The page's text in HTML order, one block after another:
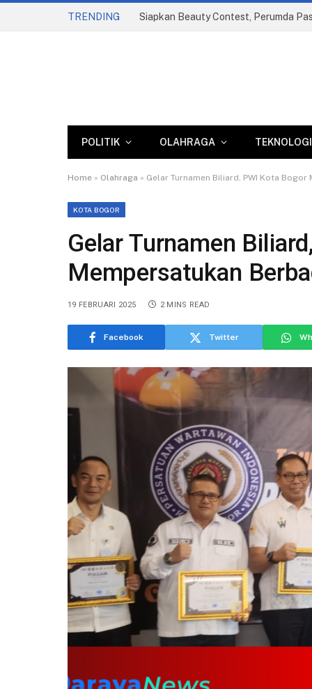
TRENDING
POLITIK OLAHRAGA TEKNOLOGI
Home » Olahraga » Gelar Turnamen Biliard, PWI Kota
KOTA BOGOR
Gelar Turnamen
Mempersatukan
19 FEBRUARI 2025 2 MINS READ
Facebook Twitter